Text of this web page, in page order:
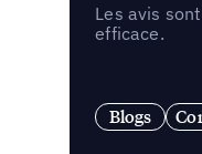
Les avis
efficace.
Blogs